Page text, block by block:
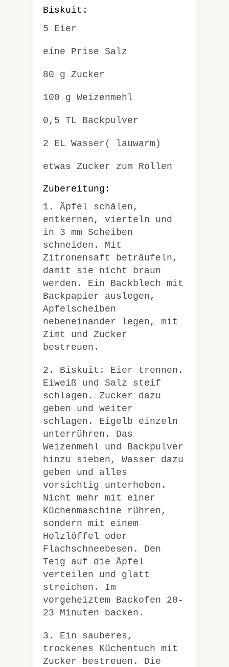
Biskuit:
5 Eier
eine Prise Salz
80 g Zucker
100 g Weizenmehl
0,5 TL Backpulver
2 EL Wasser( lauwarm)
etwas Zucker zum Rollen
Zubereitung:
1. Äpfel schälen,
entkernen, vierteln und
in 3 mm Scheiben
schneiden. Mit
Zitronensaft beträufeln,
damit sie nicht braun
werden. Ein Backblech mit
Backpapier auslegen,
Apfelscheiben
nebeneinander legen, mit
Zimt und Zucker
bestreuen.
2. Biskuit: Eier trennen.
Eiweiß und Salz steif
schlagen. Zucker dazu
geben und weiter
schlagen. Eigelb einzeln
unterrühren. Das
Weizenmehl und Backpulver
hinzu sieben, Wasser dazu
geben und alles
vorsichtig unterheben.
Nicht mehr mit einer
Küchenmaschine rühren,
sondern mit einem
Holzlöffel oder
Flachschneebesen. Den
Teig auf die Äpfel
verteilen und glatt
streichen. Im
vorgeheiztem Backofen 20-
23 Minuten backen.
3. Ein sauberes,
trockenes Küchentuch mit
Zucker bestreuen. Die